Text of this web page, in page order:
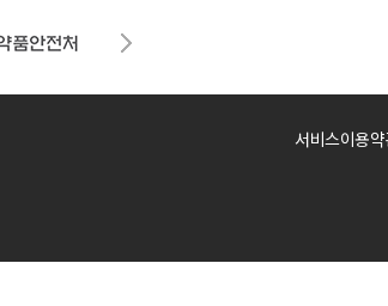
서비스이용